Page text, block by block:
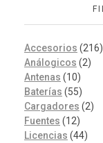
Accesorios (216)
Análogicos (2)
Antenas (10)
Baterías (55)
Cargadores (2)
Fuentes (12)
Licencias (44)